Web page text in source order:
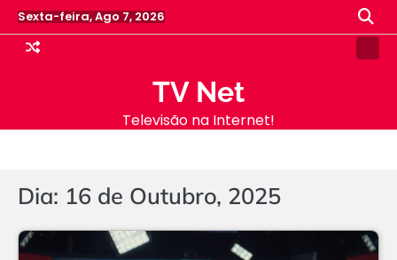
Skip
to
content
Sexta-feira, Ago 7, 2026
TV Net
Televisão na Internet!
Dia: 16 de Outubro, 2025